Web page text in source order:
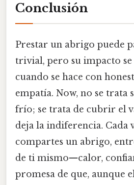
Conclusión
Prestar un abrigo puede
trivial, pero su impacto
cuando se hace con
empatía. Now, no se trata
frío; se trata de cubrir el
deja la indiferencia. Cada
compartes un abrigo,
de ti mismo—calor,
promesa de que, aunque